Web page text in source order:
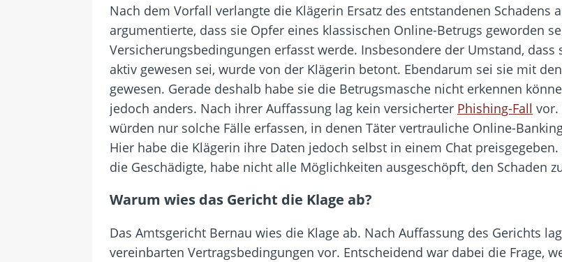
Nach dem Vorfall verlangte die Klägerin Ersatz des entstandenen Schadens
argumentierte, dass sie Opfer eines klassischen Online-Betrugs geworden
Versicherungsbedingungen erfasst werde. Insbesondere der Umstand,
aktiv gewesen sei, wurde von der Klägerin betont. Ebendarum sei sie mit
gewesen. Gerade deshalb habe sie die Betrugsmasche nicht erkennen
jedoch anders. Nach ihrer Auffassung lag kein versicherter Phishing-Fall vor.
würden nur solche Fälle erfassen, in denen Täter vertrauliche Online-
Hier habe die Klägerin ihre Daten jedoch selbst in einem Chat
die Geschädigte, habe nicht alle Möglichkeiten ausgeschöpft, den Schaden
Warum wies das Gericht die Klage ab?
Das Amtsgericht Bernau wies die Klage ab. Nach Auffassung des Gerichts
vereinbarten Vertragsbedingungen vor. Entscheidend war dabei die Frage,